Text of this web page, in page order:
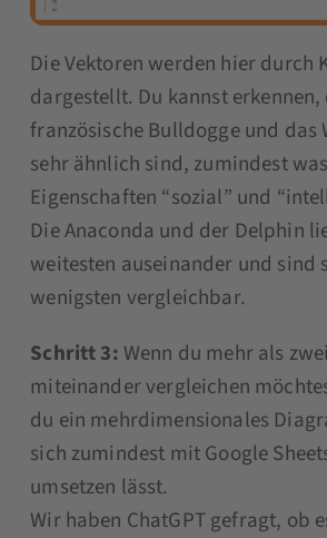
Die Vektoren werden hier durch
dargestellt. Du kannst
französische Bulldogge und das
sehr ähnlich sind, zumindest
Eigenschaften “sozial” und
Die Anaconda und der Delphin
weitesten auseinander und sind
wenigsten vergleichbar.
Schritt 3:Wenn du mehr als
miteinander vergleichen
du ein mehrdimensionales
sich zumindest mit Google
umsetzen lässt.
Wir haben ChatGPT gefragt, ob